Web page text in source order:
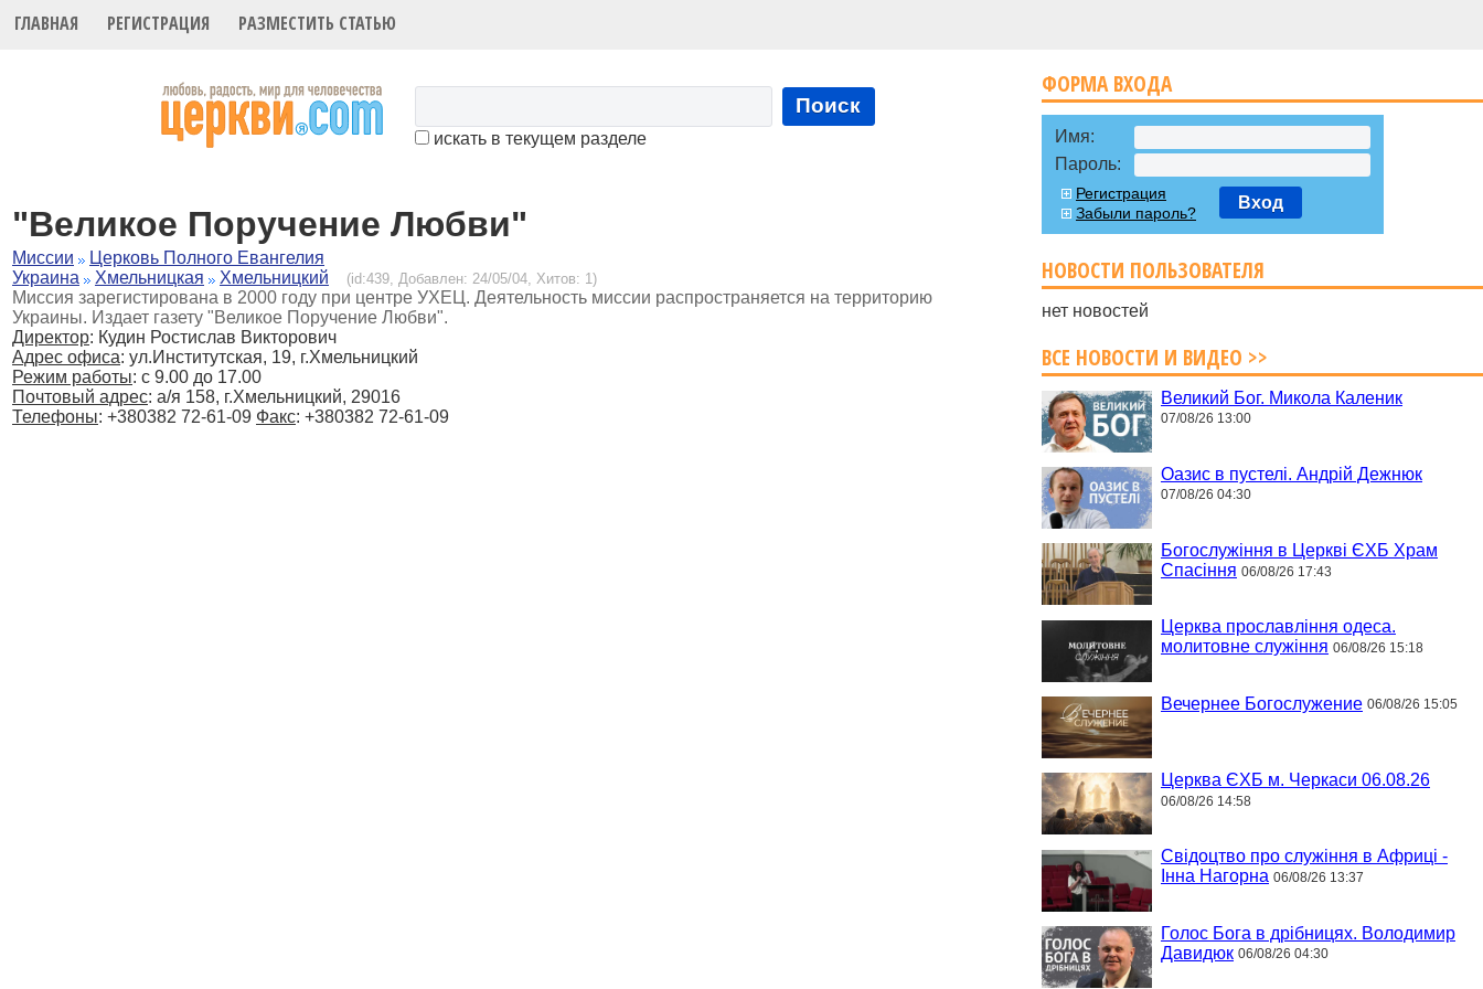
ГЛАВНАЯ РЕГИСТРАЦИЯ РАЗМЕСТИТЬ СТАТЬЮ
Поиск
искать в текущем разделе
"Великое Поручение Любви"
Миссии
Церковь Полного Евангелия
Украина
Хмельницкая Хмельницкий (id:439, Добавлен: 24/05/04, Хитов: 1)
Миссия зарегистирована в 2000 году при центре УХЕЦ. Деятельность миссии распространяется на территорию
Украины. Издает газету "Великое Поручение Любви".
Директор: Кудин Ростислав Викторович
Адрес офиса: ул.Институтская, 19, г.Хмельницкий
Режим работы: с 9.00 до 17.00
Почтовый адрес: а/я 158, г.Хмельницкий, 29016
Телефоны: +380382 72-61-09 Факс: +380382 72-61-09
ФОРМА ВХОДА
Имя:
Пароль:
Регистрация
Забыли пароль?
Вход
НОВОСТИ ПОЛЬЗОВАТЕЛЯ
нет новостей
ВСЕ НОВОСТИ И ВИДЕО >>
Великий Бог. Микола Каленик
07/08/26 13:00
Оазис в пустелі. Андрій Дежнюк
07/08/26 04:30
Богослужіння в Церкві ЄХБ Храм
Спасіння 06/08/26 17:43
Церква прославління одеса.
молитовне служіння 06/08/26 15:18
Вечернее Богослужение 06/08/26 15:05
Церква ЄХБ м. Черкаси 06.08.26
06/08/26 14:58
Свідоцтво про служіння в Африці -
Інна Нагорна 06/08/26 13:37
Голос Бога в дрібницях. Володимир
Давидюк 06/08/26 04:30